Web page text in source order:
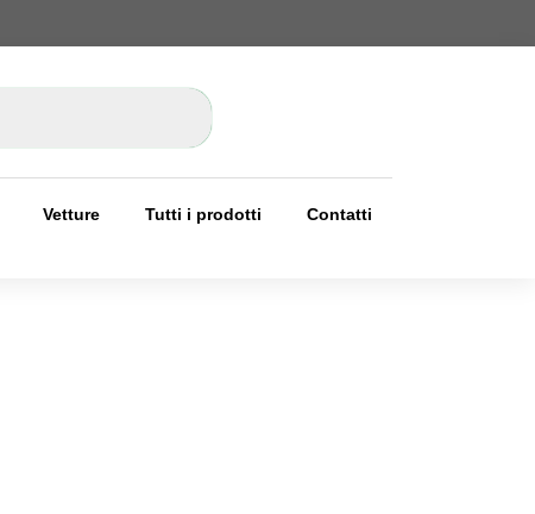
Vetture Tutti i prodotti Contatti